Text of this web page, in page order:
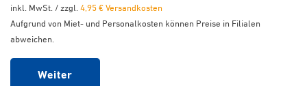
inkl. MwSt. / zzgl. 4,95 € Versandkosten
Aufgrund von Miet- und Personalkosten können Preise in Filialen
abweichen.
Weiter